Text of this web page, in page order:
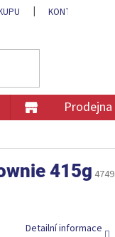
KONTAKT
Prodejna
415g 4749
Detailní informace